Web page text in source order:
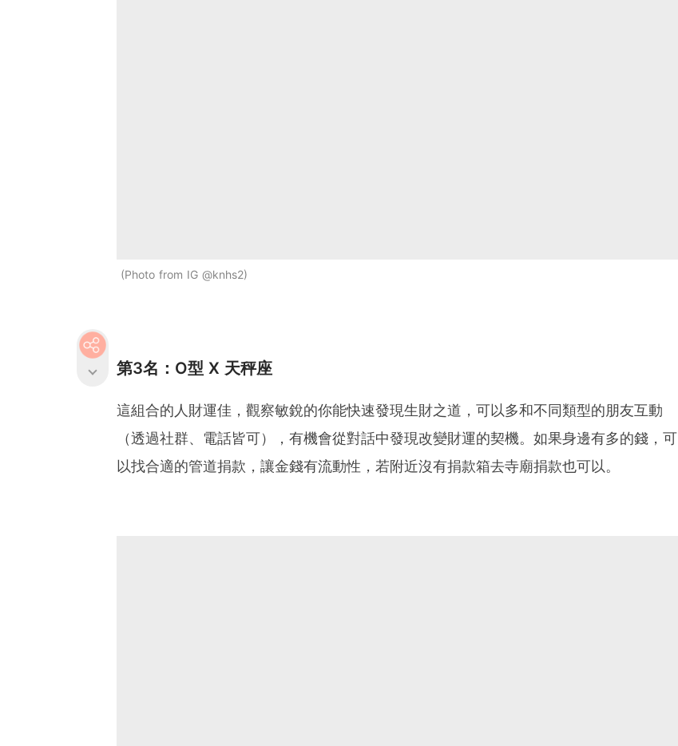
Photo from IG @knhs2
第3名：O型 X 天秤座
這組合的人財運佳，觀察敏銳的你能快速發現生財之道，可以多和不同類型的朋友互動
（透過社群、電話皆可），有機會從對話中發現改變財運的契機。如果身邊有多的錢，可
以找合適的管道捐款，讓金錢有流動性，若附近沒有捐款箱去寺廟捐款也可以。